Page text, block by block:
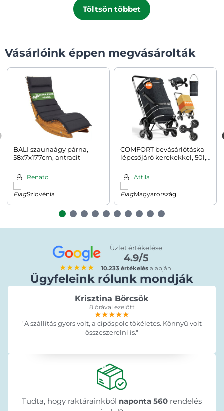
Töltsön többet
Vásárlóink éppen megvásárolták
BALI szaunaágy párna,
58x7x177cm, antracit
Renato
Szlovénia
COMFORT bevásárlótáska
lépcsőjáró kerekekkel, 50l,
Attila
Magyarország
★★★★★
Üzlet értékelése
4.9/5
10.233 értékelésalapján
Ügyfeleink rólunk mondják
Krisztina Börcsök
8 órával ezelőtt
★★★★★
★★★★★
★★★★★
"A szállítás gyors volt, a cipőspolc tökéletes. Könnyű volt
összeszerelni is."
Tudta, hogy raktárainkból naponta 560 rendelés